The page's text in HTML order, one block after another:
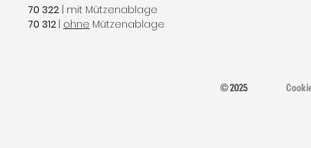
70 322 | mit Mützenablage
70 312 ohne Mützenablage
© 2025